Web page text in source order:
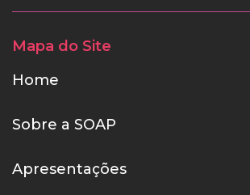
Mapa do Site
Home
Sobre a SOAP
Apresentações